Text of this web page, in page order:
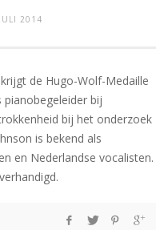
2014
de Hugo-Wolf-Medaille
bij
bij het onderzoek
is bekend als
en Nederlandse vocalisten.